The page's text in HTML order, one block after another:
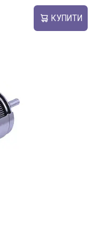
КУПИТИ